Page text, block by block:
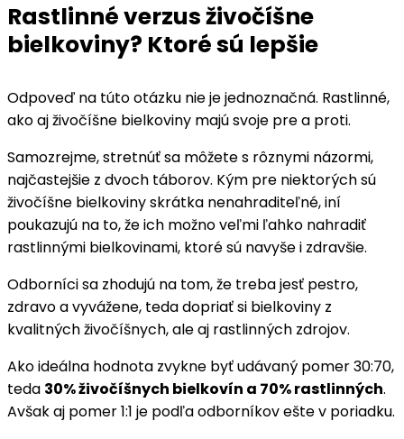
Rastlinné verzus živočíšne
bielkoviny? Ktoré sú lepšie
Odpoveď na túto otázku nie je jednoznačná. Rastlinné,
ako aj živočíšne bielkoviny majú svoje pre a proti.
Samozrejme, stretnúť sa môžete s rôznymi názormi,
najčastejšie z dvoch táborov. Kým pre niektorých sú
živočíšne bielkoviny skrátka nenahraditeľné, iní
poukazujú na to, že ich možno veľmi ľahko nahradiť
rastlinnými bielkovinami, ktoré sú navyše i zdravšie.
Odborníci sa zhodujú na tom, že treba jesť pestro,
zdravo a vyvážene, teda dopriať si bielkoviny z
kvalitných živočíšnych, ale aj rastlinných zdrojov.
Ako ideálna hodnota zvykne byť udávaný pomer 30:70,
teda 30% živočíšnych bielkovín a 70% rastlinných.
Avšak aj pomer 1:1 je podľa odborníkov ešte v poriadku.